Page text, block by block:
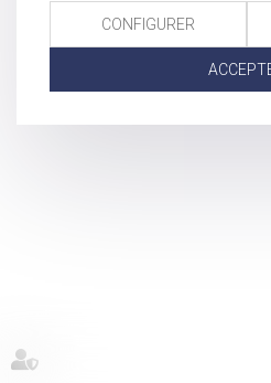
CONFIGURER